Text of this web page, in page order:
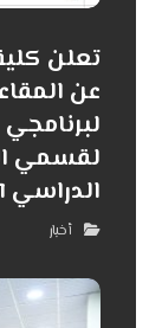
تعلن
عن
لبرنامجي
لقسمي
الدراسي ٢٠٢٦-٢٠٢٧
أخبار